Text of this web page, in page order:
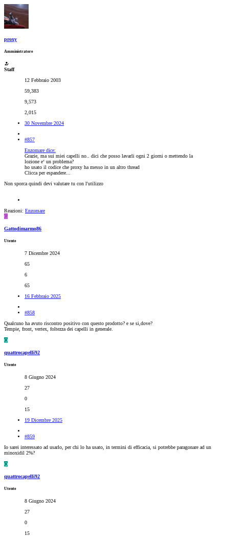
proxy
Amministratore
Staff
12 Febbraio 2003
59,383
9,573
2,015
30 Novembre 2024
#857
Enzomare dice:
Grazie, ma sui miei capelli no.. dici che posso lavarli ogni 2 giorni o mettendo la
lozione e‘ un problema?
ho usato il codice che proxy ha messo in un altro thread
Clicca per espandere...
Non sporca quindi devi valutare tu con l'utilizzo
Reazioni: Enzomare
G
Gattodimarmo86
Utente
7 Dicembre 2024
65
6
65
16 Febbraio 2025
#858
Qualcuno ha avuto riscontro positivo con questo prodotto? e se si,dove?
Tempie, front, vertex, foltezza dei capelli in generale.
Q
quattrocapelli92
Utente
8 Giugno 2024
27
0
15
19 Dicembre 2025
#859
Io sarei interessato ad usarlo, per chi lo ha usato, in termini di efficacia, si potrebbe paragonare ad un
minoxidil 2%?
Q
quattrocapelli92
Utente
8 Giugno 2024
27
0
15